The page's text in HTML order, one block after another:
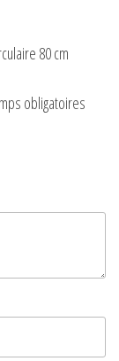
80 cm
obligatoires